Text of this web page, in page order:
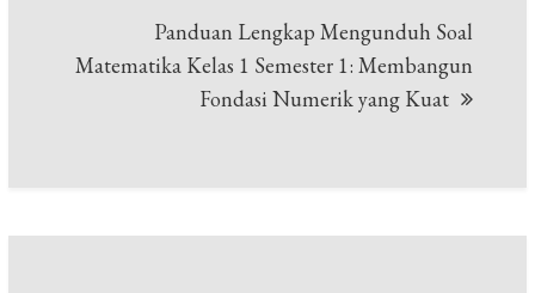
Panduan Lengkap Mengunduh Soal
Matematika Kelas 1 Semester 1: Membangun
Fondasi Numerik yang Kuat